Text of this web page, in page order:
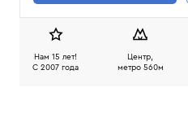
Нам 15 лет!
C 2007 года
Центр,
метро 560м